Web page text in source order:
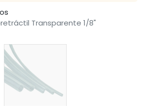
Transparente 1/8"